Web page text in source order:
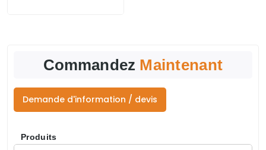
Commandez Maintenant
Demande d'information / devis
Produits